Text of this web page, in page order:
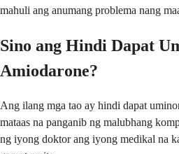
mahuli ang anumang problema nang
Sino ang Hindi Dapat
Amiodarone?
Ang ilang mga tao ay hindi dapat
mataas na panganib ng malubhang
ng iyong doktor ang iyong medikal na